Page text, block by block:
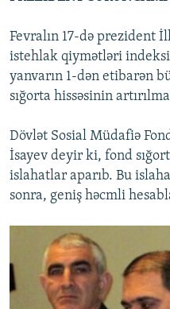
Fevralın 17-də prezident
istehlak qiymətləri
yanvarın 1-dən etibarən
sığorta hissəsinin
Dövlət Sosial Müdafiə
İsayev deyir ki, fond
islahatlar aparıb. Bu
sonra, geniş həcmli